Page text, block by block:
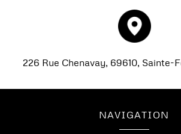
226 Rue Chenavay, 69610, Sainte-
NAVIGATION